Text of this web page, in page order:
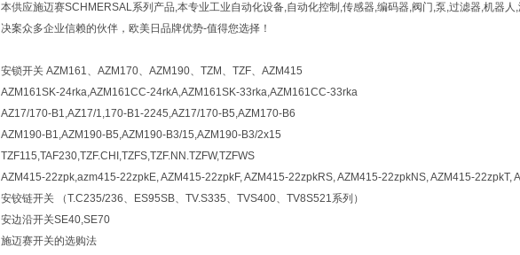
本供应施迈赛SCHMERSAL系列产品,本专业工业自动化设备,自动化控制,传感器,编码器,阀门,泵,过滤器,机器
决案众多企业信赖的伙伴，欧美日品牌优势-值得您选择！
安锁开关 AZM161、AZM170、AZM190、TZM、TZF、AZM415
AZM161SK-24rka,AZM161CC-24rkA,AZM161SK-33rka,AZM161CC-33rka
AZ17/170-B1,AZ17/1,170-B1-2245,AZ17/170-B5,AZM170-B6
AZM190-B1,AZM190-B5,AZM190-B3/15,AZM190-B3/2x15
TZF115,TAF230,TZF.CHI,TZFS,TZF.NN.TZFW,TZFWS
AZM415-22zpk,azm415-22zpkE, AZM415-22zpkF, AZM415-22zpkRS, AZM415-22zpkNS, AZM415-22zpkT,
安铰链开关 （T.C235/236、ES95SB、TV.S335、TVS400、TV8S521系列）
安边沿开关SE40,SE70
施迈赛开关的选购法